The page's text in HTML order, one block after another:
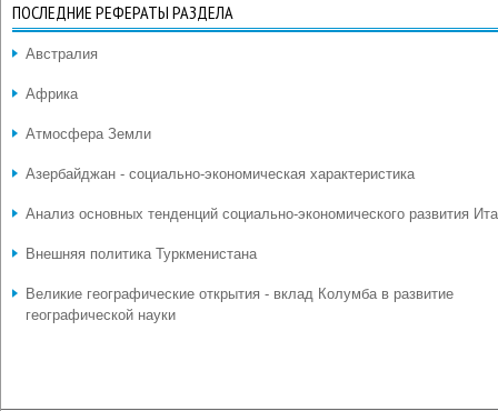
ПОСЛЕДНИЕ РЕФЕРАТЫ РАЗДЕЛА
Австралия
Африка
Атмосфера Земли
Азербайджан - социально-экономическая характеристика
Анализ основных тенденций социально-экономического развития
Внешняя политика Туркменистана
Великие географические открытия - вклад Колумба в развитие
географической науки